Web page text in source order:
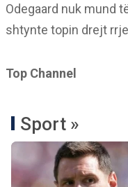
Odegaard nuk mund
shtynte topin drejt
Top Channel
Sport »